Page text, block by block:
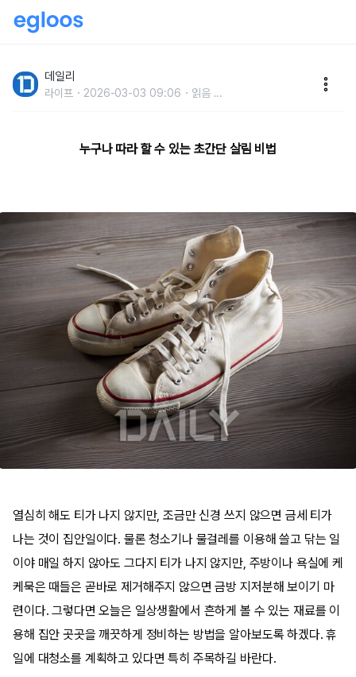
데일리
라이프 2026-03-03 09:06 읽음 ...
누구나 따라 할 수 있는 초간단 살림 비법
열심히 해도 티가 나지 않지만, 조금만 신경 쓰지 않으면 금세 티가
나는 것이 집안일이다. 물론 청소기나 물걸레를 이용해 쓸고 닦는 일
이야 매일 하지 않아도 그다지 티가 나지 않지만, 주방이나 욕실에 케
케묵은 때들은 곧바로 제거해주지 않으면 금방 지저분해 보이기 마
련이다. 그렇다면 오늘은 일상생활에서 흔하게 볼 수 있는 재료를 이
용해 집안 곳곳을 깨끗하게 정비하는 방법을 알아보도록 하겠다. 휴
일에 대청소를 계획하고 있다면 특히 주목하길 바란다.